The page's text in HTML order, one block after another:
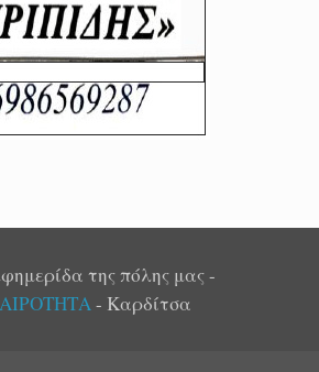
της πόλης μας -
- Καρδίτσα